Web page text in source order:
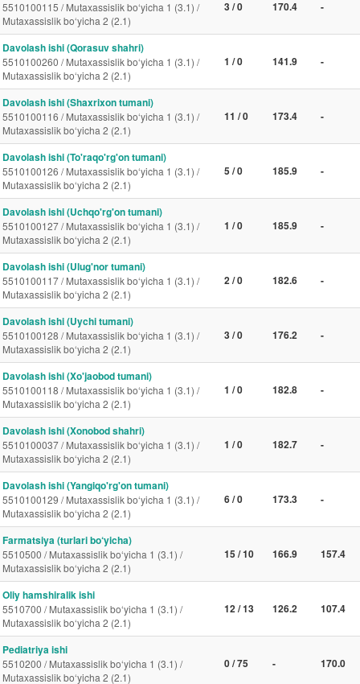
5510100115 / Mutaxassislik bo‘yicha 1 (3.1) /
Mutaxassislik bo‘yicha 2 (2.1)
3 / 0 170.4 -
Davolash ishi (Qorasuv shahri)
5510100260 / Mutaxassislik bo‘yicha 1 (3.1) /
Mutaxassislik bo‘yicha 2 (2.1)
1 / 0 141.9 -
Davolash ishi (Shaxrixon tumani)
5510100116 / Mutaxassislik bo‘yicha 1 (3.1) /
Mutaxassislik bo‘yicha 2 (2.1)
11 / 0 173.4 -
Davolash ishi (To'raqo'rg'on tumani)
5510100126 / Mutaxassislik bo‘yicha 1 (3.1) /
Mutaxassislik bo‘yicha 2 (2.1)
5 / 0 185.9 -
Davolash ishi (Uchqo'rg'on tumani)
5510100127 / Mutaxassislik bo‘yicha 1 (3.1) /
Mutaxassislik bo‘yicha 2 (2.1)
1 / 0 185.9 -
Davolash ishi (Ulug'nor tumani)
5510100117 / Mutaxassislik bo‘yicha 1 (3.1) /
Mutaxassislik bo‘yicha 2 (2.1)
2 / 0 182.6 -
Davolash ishi (Uychi tumani)
5510100128 / Mutaxassislik bo‘yicha 1 (3.1) /
Mutaxassislik bo‘yicha 2 (2.1)
3 / 0 176.2 -
Davolash ishi (Xo'jaobod tumani)
5510100118 / Mutaxassislik bo‘yicha 1 (3.1) /
Mutaxassislik bo‘yicha 2 (2.1)
1 / 0 182.8 -
Davolash ishi (Xonobod shahri)
5510100037 / Mutaxassislik bo‘yicha 1 (3.1) /
Mutaxassislik bo‘yicha 2 (2.1)
1 / 0 182.7 -
Davolash ishi (Yangiqo'rg'on tumani)
5510100129 / Mutaxassislik bo‘yicha 1 (3.1) /
Mutaxassislik bo‘yicha 2 (2.1)
6 / 0 173.3 -
Farmatsiya (turlari bo‘yicha)
5510500 / Mutaxassislik bo‘yicha 1 (3.1) /
Mutaxassislik bo‘yicha 2 (2.1)
15 / 10 166.9 157.4
Oliy hamshiralik ishi
5510700 / Mutaxassislik bo‘yicha 1 (3.1) /
Mutaxassislik bo‘yicha 2 (2.1)
12 / 13 126.2 107.4
Pediatriya ishi
5510200 / Mutaxassislik bo‘yicha 1 (3.1) /
Mutaxassislik bo‘yicha 2 (2.1)
0 / 75 - 170.0